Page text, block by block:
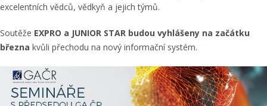
excelentních vědců, vědkyň a jejich týmů.
Soutěže EXPRO a JUNIOR STAR budou vyhlášeny na začátku
března kvůli přechodu na nový informační systém.